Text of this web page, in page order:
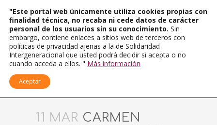
11 MAR CARMEN
"Este portal web únicamente utiliza cookies propias con
finalidad técnica, no recaba ni cede datos de carácter
personal de los usuarios sin su conocimiento. Sin
embargo, contiene enlaces a sitios web de terceros con
políticas de privacidad ajenas a la de Solidaridad
Intergeneracional que usted podrá decidir si acepta o no
cuando acceda a ellos. " Más información
Aceptar